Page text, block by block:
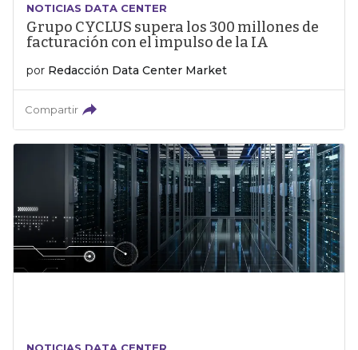
NOTICIAS DATA CENTER
Grupo CYCLUS supera los 300 millones de
facturación con el impulso de la IA
por Redacción Data Center Market
Compartir